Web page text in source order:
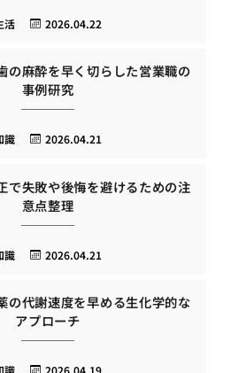
2026.04.22
活
の麻酔を早く切らした営業職の
事例研究
2026.04.21
識
で失敗や後悔を避けるための注
意点整理
2026.04.21
識
の代謝速度を早める生化学的な
アプローチ
2026.04.19
識